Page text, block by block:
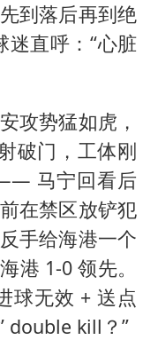
正式买断
四川宜宾地震网友称睡觉被摇醒
体育强国建设
到落后再到绝
迷直呼：“心脏
攻势猛如虎，
破门，工体刚
马宁回看后
在禁区放铲犯
手给海港一个
港 1-0 领先。
球无效 + 送点
double kill？”